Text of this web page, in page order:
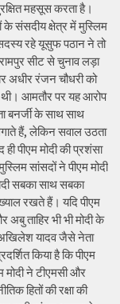
महसूस करता है।
के संसदीय क्षेत्र में मुस्लिम
रहे यूसुफ पठान ने तो
सीट से चुनाव लड़ा
अधीर रंजन चौधरी को
थी। आमतौर पर यह आरोप
बनर्जी के साथ साथ
हैं, लेकिन सवाल उठता
पीएम मोदी की प्रशंसा
सांसदों ने पीएम मोदी
सबका साथ सबका
रखते हैं। यदि पीएम
अबु ताहिर भी भी मोदी के
अखिलेश यादव जैसे नेता
किया है कि पीएम
मोदी ने टीएमसी और
हितों की रक्षा की